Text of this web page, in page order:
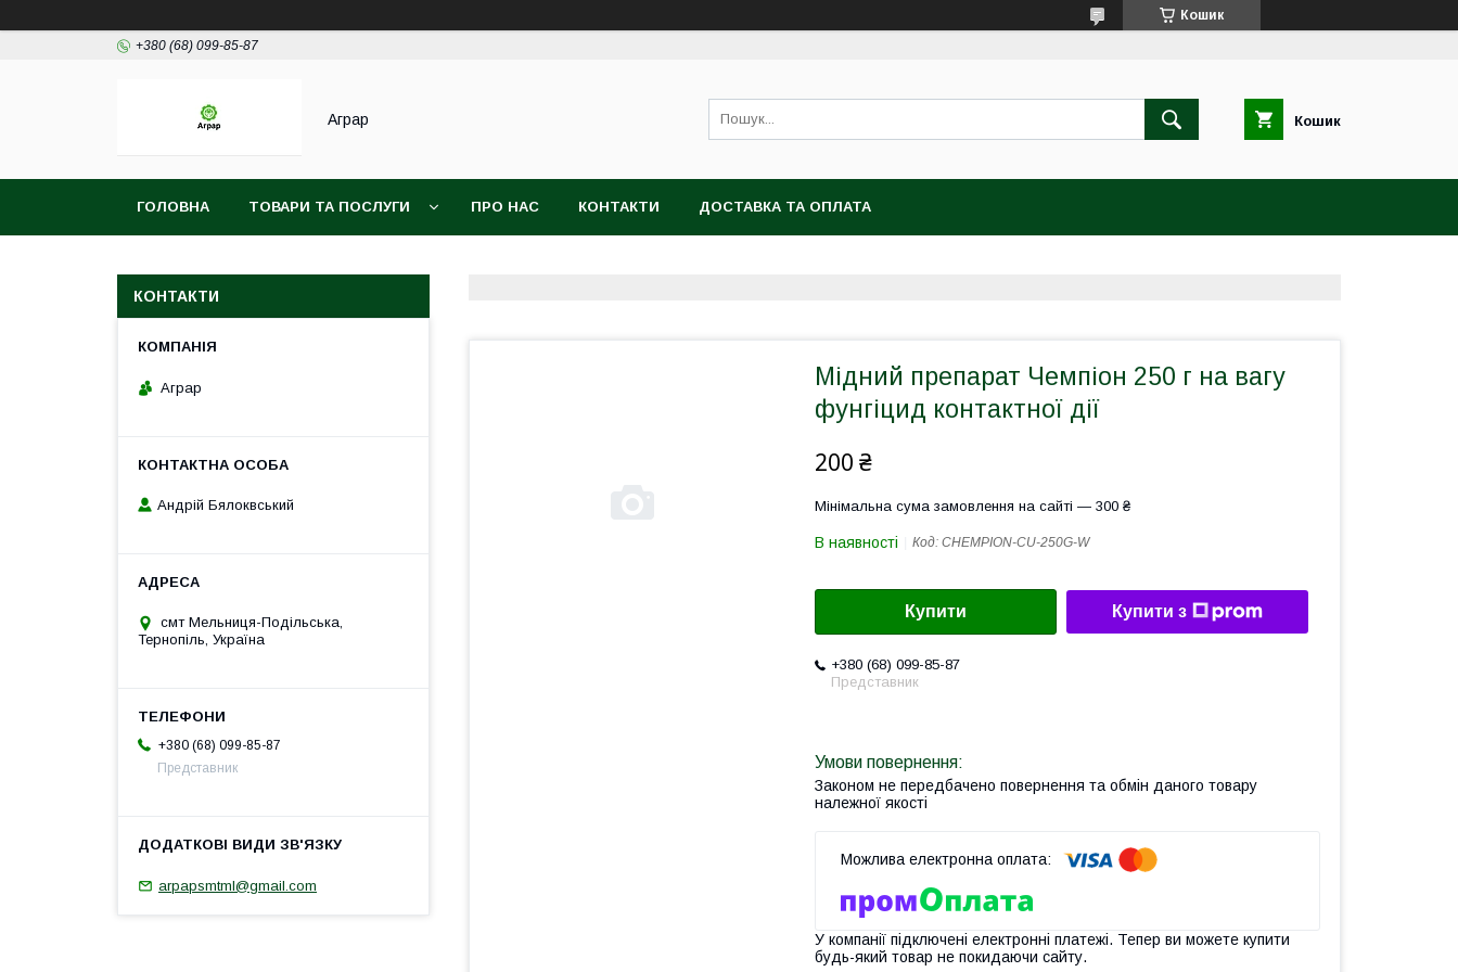
Кошик
+380 (68) 099-85-87
Аграр Кошик
ГОЛОВНА ТОВАРИ ТА ПОСЛУГИ ПРО НАС КОНТАКТИ ДОСТАВКА ТА ОПЛАТА
Мідний препарат Чемпіон 250 г на вагу
фунгіцид контактної дії
200 ₴
Мінімальна сума замовлення на сайті — 300 ₴
В наявності Код: CHEMPION-CU-250G-W
Купити Купити з
+380 (68) 099-85-87
Представник
Законом не передбачено повернення та обмін даного товару
належної якості
У компанії підключені електронні платежі. Тепер ви можете купити
будь-який товар не покидаючи сайту.
КОНТАКТИ
Аграр
Андрій Бялоквський
смт Мельниця-Подільська,
Тернопіль, Україна
+380 (68) 099-85-87
Представник
arpapsmtml@gmail.com